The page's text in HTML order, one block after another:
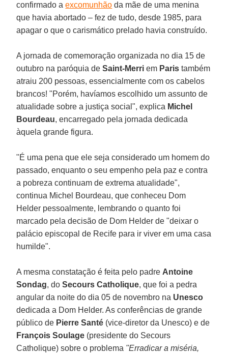
confirmado aexcomunhão da mãe de uma menina
que havia abortado – fez de tudo, desde 1985, para
apagar o que o carismático prelado havia construído.
A jornada de comemoração organizada no dia 15 de
outubro na paróquia deSaint-Merri em Paris também
atraiu 200 pessoas, essencialmente com os cabelos
brancos! "Porém, havíamos escolhido um assunto de
atualidade sobre a justiça social", explica Michel
Bourdeau, encarregado pela jornada dedicada
àquela grande figura.
"É uma pena que ele seja considerado um homem do
passado, enquanto o seu empenho pela paz e contra
a pobreza continuam de extrema atualidade",
continua Michel Bourdeau, que conheceu Dom
Helder pessoalmente, lembrando o quanto foi
marcado pela decisão de Dom Helder de "deixar o
palácio episcopal de Recife para ir viver em uma casa
humilde".
A mesma constatação é feita pelo padre Antoine
Sondag, doSecours Catholique, que foi a pedra
angular da noite do dia 05 de novembro na Unesco
dedicada a Dom Helder. As conferências de grande
público de Pierre Santé (vice-diretor da Unesco) e de
François Soulage (presidente do Secours
Catholique) sobre o problema "Erradicar a miséria,